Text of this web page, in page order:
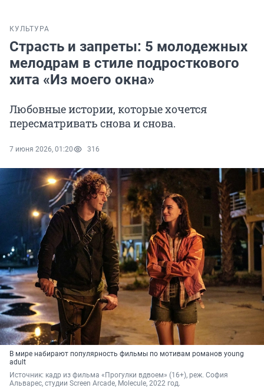
КУЛЬТУРА
Страсть и запреты: 5 молодежных
мелодрам в стиле подросткового
хита «Из моего окна»
Любовные истории, которые хочется
пересматривать снова и снова.
7 июня 2026, 01:20 316
В мире набирают популярность фильмы по мотивам романов young
adult
Источник: кадр из фильма «Прогулки вдвоем» (16+), реж. София
Альварес, студии Screen Arcade, Molecule, 2022 год.